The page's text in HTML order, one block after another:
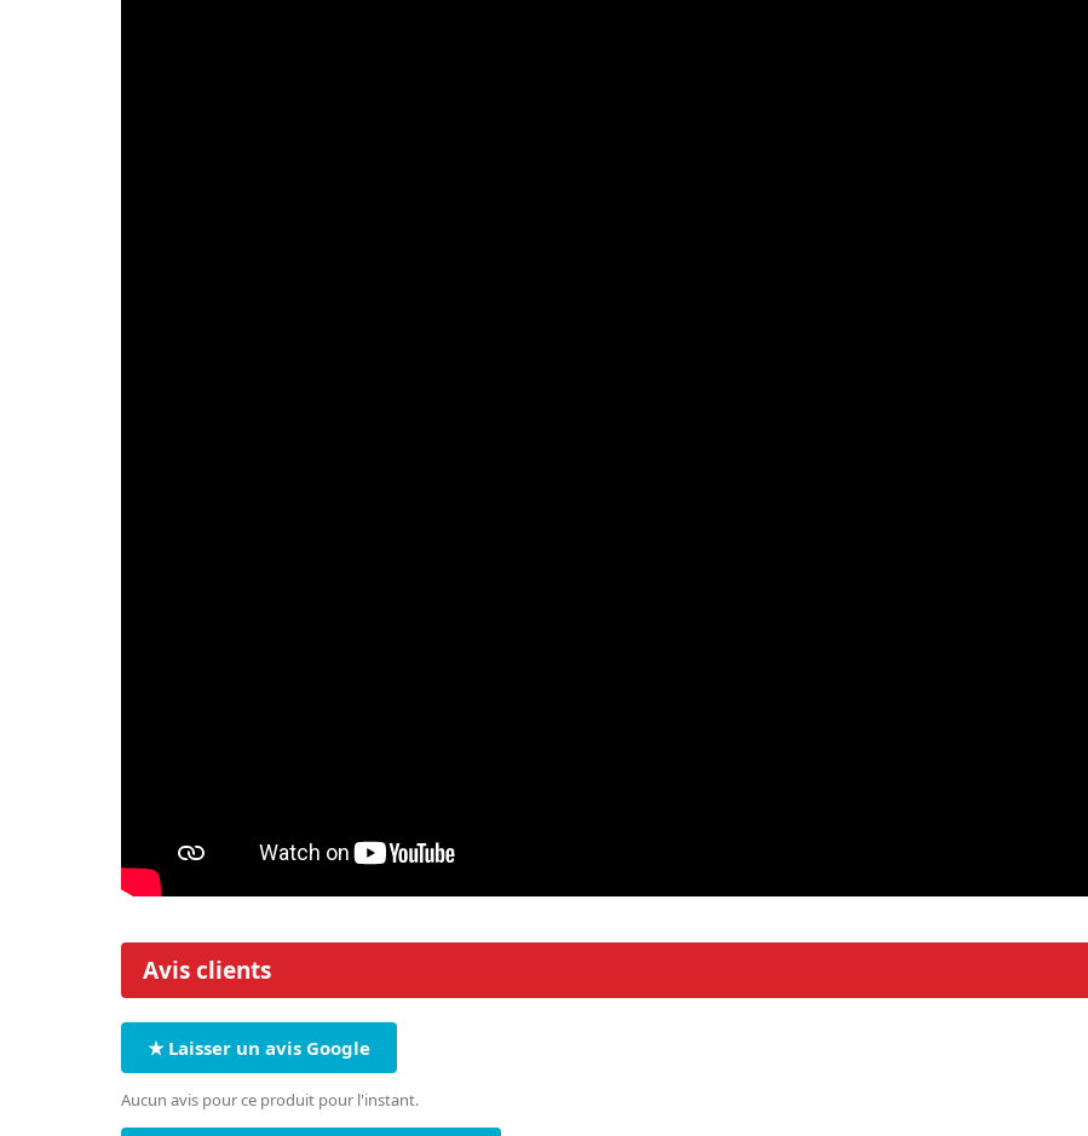
Avis clients
★ Laisser un avis Google
Aucun avis pour ce produit pour l'instant.